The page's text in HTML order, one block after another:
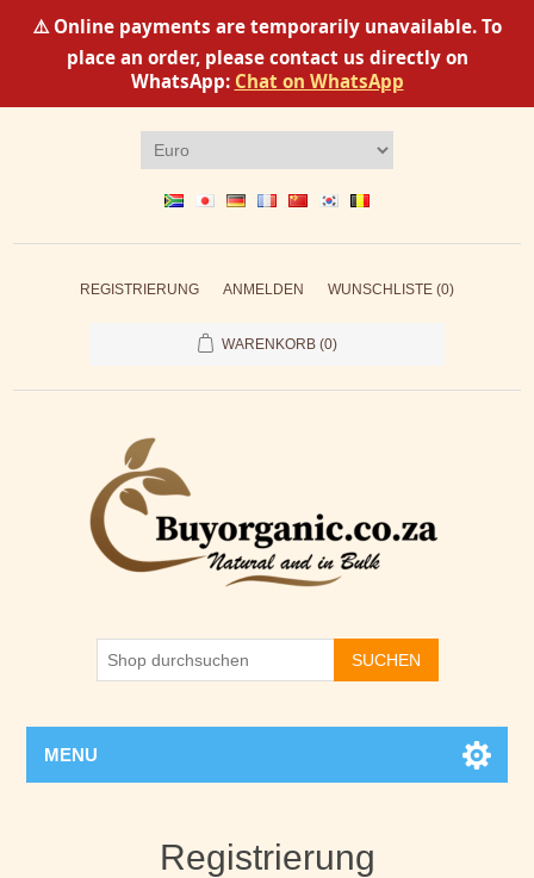
⚠️ Online payments are temporarily unavailable. To
place an order, please contact us directly on
WhatsApp: Chat on WhatsApp
REGISTRIERUNG ANMELDEN WUNSCHLISTE (0)
WARENKORB (0)
SUCHEN
MENU
Registrierung